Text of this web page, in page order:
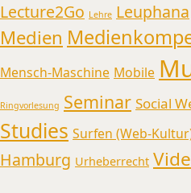
Lecture2Go Lehre Leuphana
Medien
Mensch-Maschine Mobile
Ringvorlesung Seminar Social
Studies Surfen (Web-
Hamburg Urheberrecht